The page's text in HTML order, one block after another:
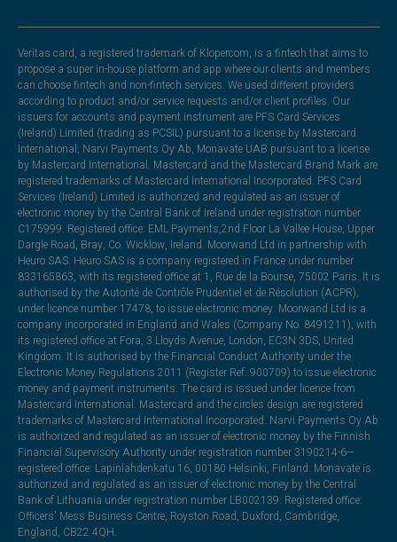
Veritas card, a registered trademark of Klopercom, is a fintech that aims to
propose a super in-house platform and app where our clients and members
can choose fintech and non-fintech services. We used different providers
according to product and/or service requests and/or client profiles. Our
issuers for accounts and payment instrument are PFS Card Services
(Ireland) Limited (trading as PCSIL) pursuant to a license by Mastercard
International, Narvi Payments Oy Ab, Monavate UAB pursuant to a license
by Mastercard International. Mastercard and the Mastercard Brand Mark are
registered trademarks of Mastercard International Incorporated. PFS Card
Services (Ireland) Limited is authorized and regulated as an issuer of
electronic money by the Central Bank of Ireland under registration number
C175999. Registered office: EML Payments,2nd Floor La Vallee House, Upper
Dargle Road, Bray, Co. Wicklow, Ireland. Moorwand Ltd in partnership with
Heuro SAS. Heuro SAS is a company registered in France under number
833165863, with its registered office at 1, Rue de la Bourse, 75002 Paris. It is
authorised by the Autorité de Contrôle Prudentiel et de Résolution (ACPR),
under licence number 17478, to issue electronic money. Moorwand Ltd is a
company incorporated in England and Wales (Company No. 8491211), with
its registered office at Fora, 3 Lloyds Avenue, London, EC3N 3DS, United
Kingdom. It is authorised by the Financial Conduct Authority under the
Electronic Money Regulations 2011 (Register Ref: 900709) to issue electronic
money and payment instruments. The card is issued under licence from
Mastercard International. Mastercard and the circles design are registered
trademarks of Mastercard International Incorporated. Narvi Payments Oy Ab
is authorized and regulated as an issuer of electronic money by the Finnish
Financial Supervisory Authority under registration number 3190214-6—
registered office: Lapinlahdenkatu 16, 00180 Helsinki, Finland. Monavate is
authorized and regulated as an issuer of electronic money by the Central
Bank of Lithuania under registration number LB002139. Registered office:
Officers' Mess Business Centre, Royston Road, Duxford, Cambridge,
England, CB22 4QH.